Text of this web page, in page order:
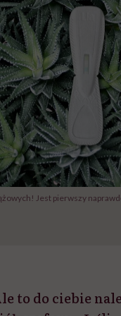
Jest pierwszy
to do ciebie